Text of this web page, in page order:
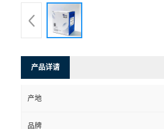
产品详请
产地
品牌